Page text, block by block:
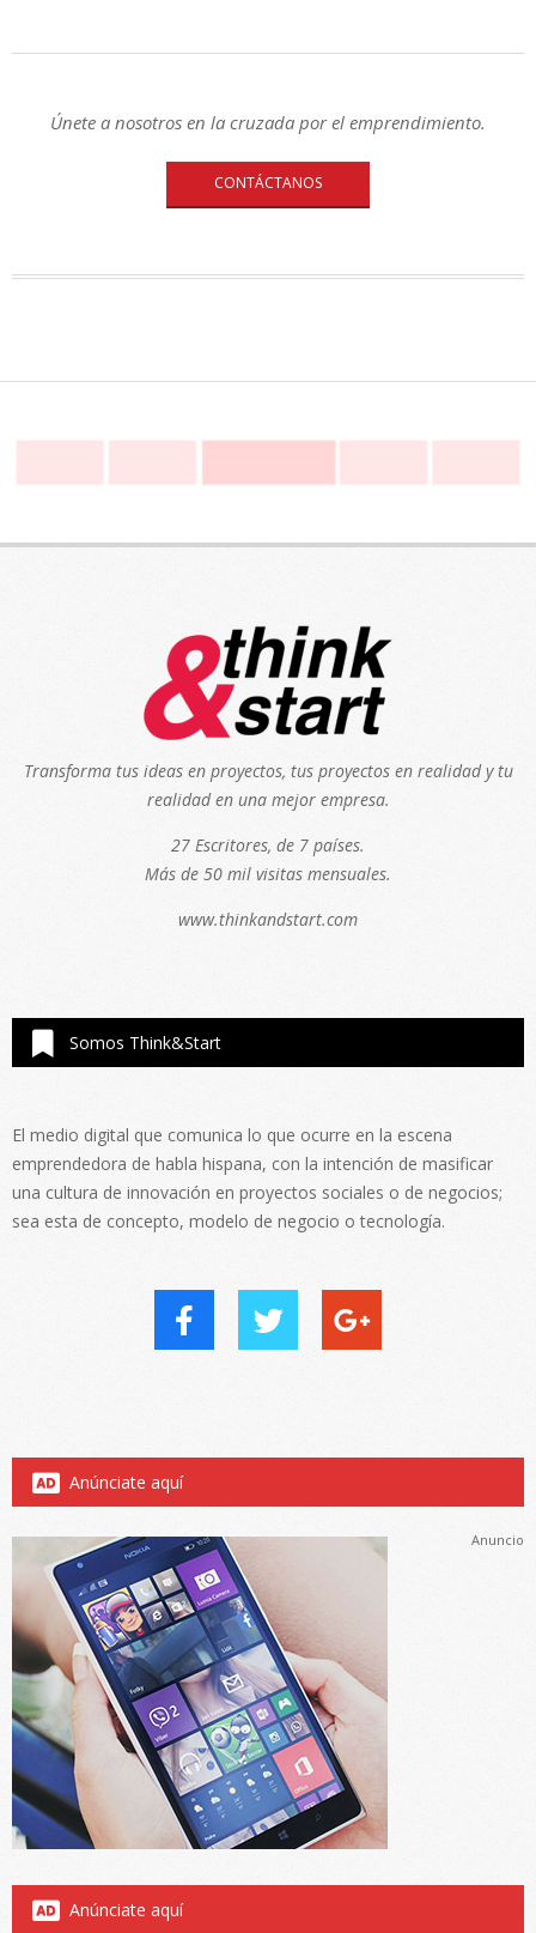
Únete a nosotros en la cruzada por el emprendimiento.
CONTÁCTANOS
Transforma tus ideas en proyectos, tus proyectos en realidad y tu
realidad en una mejor empresa.
27 Escritores, de 7 países.
Más de 50 mil visitas mensuales.
www.thinkandstart.com
Somos Think&Start
El medio digital que comunica lo que ocurre en la escena
emprendedora de habla hispana, con la intención de masificar
una cultura de innovación en proyectos sociales o de negocios;
sea esta de concepto, modelo de negocio o tecnología.
Anúnciate aquí
Anuncio
Anúnciate aquí